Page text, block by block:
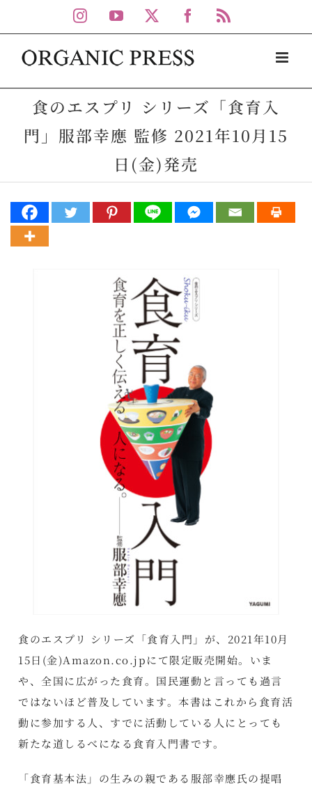
to
content
Instagram
YouTube Facebook
食のエスプリ シリーズ「食育入
門」服部幸應 監修 2021年10月15
日(金)発売
食のエスプリ シリーズ「食育入門」が、2021年10月
15日(金)Amazon.co.jpにて限定販売開始。いま
や、全国に広がった食育。国民運動と言っても過言
ではないほど普及しています。本書はこれから食育活
動に参加する人、すでに活動している人にとっても
新たな道しるべになる食育入門書です。
「食育基本法」の生みの親である服部幸應氏の提唱